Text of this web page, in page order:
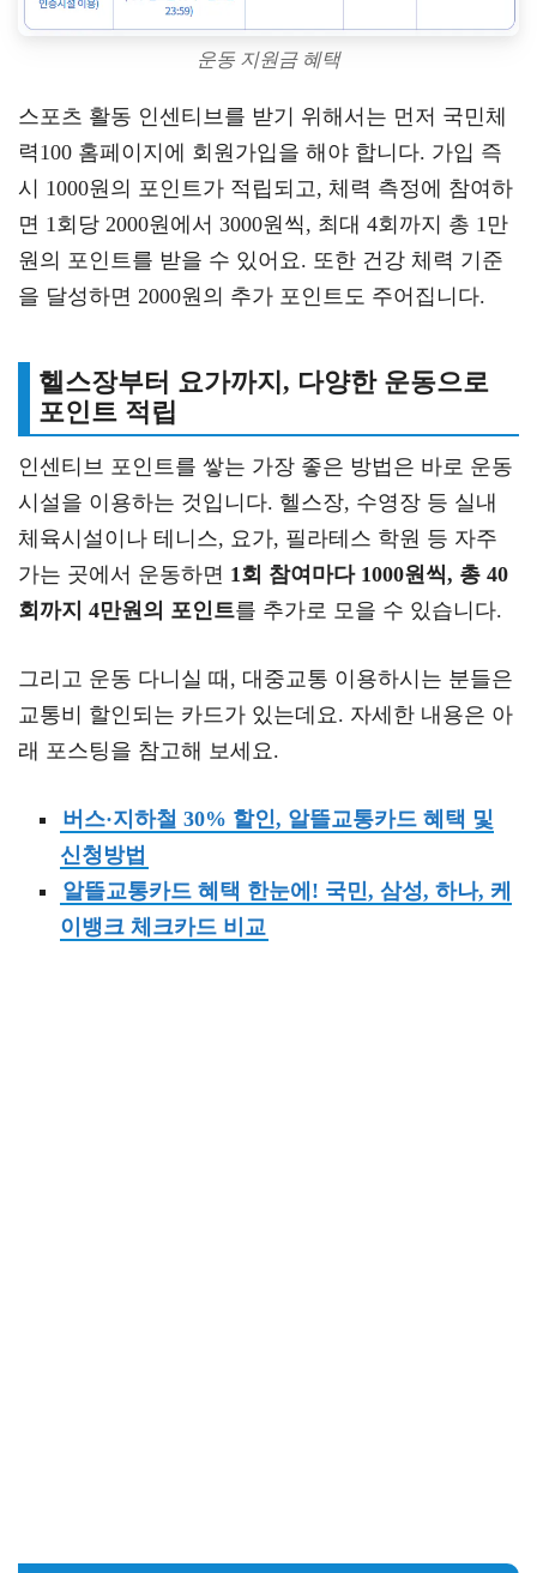
운동 지원금 혜택
스포츠 활동 인센티브를 받기 위해서는 먼저 국민체
력100 홈페이지에 회원가입을 해야 합니다. 가입 즉
시 1000원의 포인트가 적립되고, 체력 측정에 참여하
면 1회당 2000원에서 3000원씩, 최대 4회까지 총 1만
원의 포인트를 받을 수 있어요. 또한 건강 체력 기준
을 달성하면 2000원의 추가 포인트도 주어집니다.
헬스장부터 요가까지, 다양한 운동으로
포인트 적립
인센티브 포인트를 쌓는 가장 좋은 방법은 바로 운동
시설을 이용하는 것입니다. 헬스장, 수영장 등 실내
체육시설이나 테니스, 요가, 필라테스 학원 등 자주
가는 곳에서 운동하면 1회 참여마다 1000원씩, 총 40
회까지 4만원의 포인트를 추가로 모을 수 있습니다.
그리고 운동 다니실 때, 대중교통 이용하시는 분들은
교통비 할인되는 카드가 있는데요. 자세한 내용은 아
래 포스팅을 참고해 보세요.
버스·지하철 30% 할인, 알뜰교통카드 혜택 및
신청방법
알뜰교통카드 혜택 한눈에! 국민, 삼성, 하나, 케
이뱅크 체크카드 비교